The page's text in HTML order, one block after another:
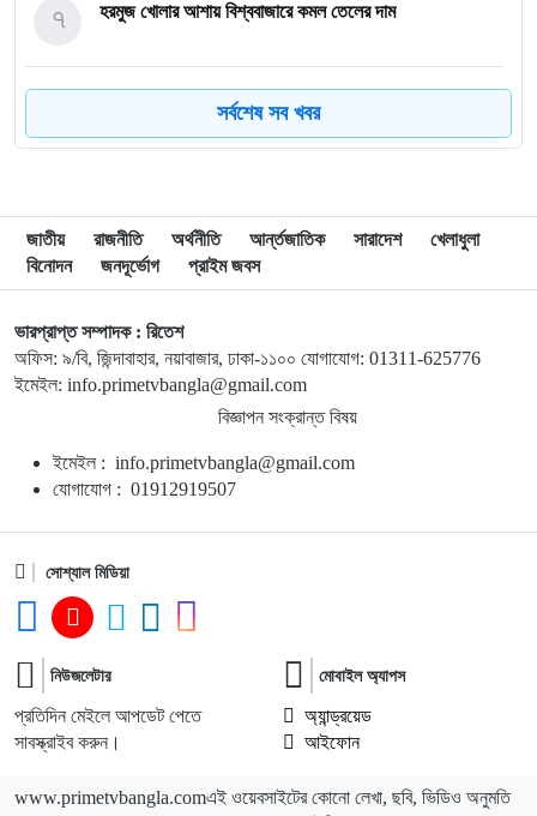
হরমুজ খোলার আশায় বিশ্ববাজারে কমল তেলের দাম
৭
মোদি এখন দুর্বল, এবার বড় আন্দোলনের সতর্কবার্তা দিলেন সোনাম
দেশে স্বর্ণের দামে বড় লাফ
১০
রাজধানীতে জামাতার ছুরিকাঘাতে মা-মেয়ে নিহত
১১
ভয়াবহ দাবানলে সস্ত্রীক ফ্রান্স ছাড়লেন জর্জ ক্লুনি
১২
জেনারেলের
১৪
পুলিশ কোনো দল বা গোষ্ঠীর লাঠিয়াল বাহিনী নয়: স্বরাষ্ট্রমন্ত্রী
১৫
সর্বশেষ সব খবর
জাতীয় রাজনীতি অর্থনীতি আর্ন্তজাতিক সারাদেশ
খেলাধুলা
বিনোদন
জনদূর্ভোগ প্রাইম জবস
ভারপ্রাপ্ত সম্পাদক : রিতেশ
অফিস: ৯/বি, জিন্দাবাহার, নয়াবাজার, ঢাকা-১১০০ যোগাযোগ: 01311-625776
ইমেইল: info.primetvbangla@gmail.com
বিজ্ঞাপন সংক্রান্ত বিষয়
ইমেইল : info.primetvbangla@gmail.com
যোগাযোগ : 01912919507
সোশ্যাল মিডিয়া
নিউজলেটার
প্রতিদিন মেইলে আপডেট পেতে
সাবস্ক্রাইব করুন।
মোবাইল অ্যাপস
অ্যান্ড্রয়েড
আইফোন
www.primetvbangla.comএই ওয়েবসাইটের কোনো লেখা, ছবি, ভিডিও অনুমতি